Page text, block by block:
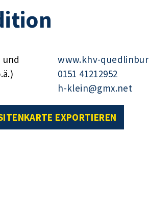
www.khv-
0151 41212952
h-klein@gmx.net
EXPORTIEREN